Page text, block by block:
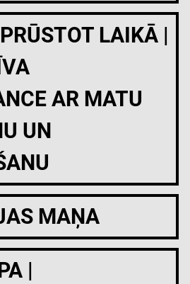
LAIKĀ |
AR MATU
UN
MAŅA
|